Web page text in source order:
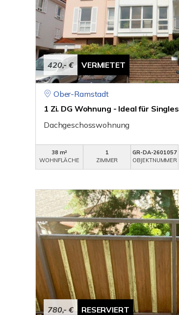
420,- € VERMIETET
Ober-Ramstadt
1 Zi. DG Wohnung - Ideal für Singles
Dachgeschosswohnung
38 m²
WOHNFLÄCHE
1
ZIMMER
GR-DA-2601057
OBJEKTNUMMER
780,- € RESERVIERT